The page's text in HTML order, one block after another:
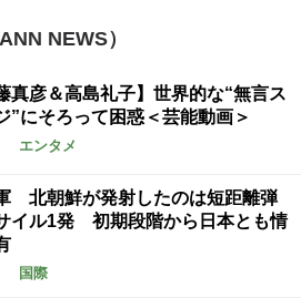
NEWS）
真彦＆高島礼子】世界的な“無言ス
”にそろって困惑＜芸能動画＞
エンタメ
北朝鮮が発射したのは短距離弾
イル1発 初期段階から日本とも情
国際